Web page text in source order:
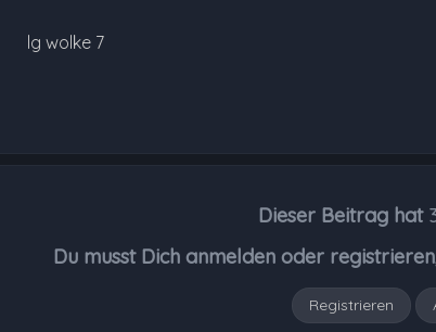
lg wolke 7
Dieser Beitrag hat
Du musst Dich anmelden oder
Registrieren